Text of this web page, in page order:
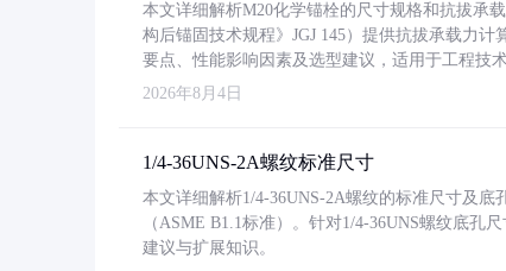
本文详细解析M20化学锚栓的尺寸规格和抗拔承
构后锚固技术规程》JGJ 145）提供抗拔承载力
要点、性能影响因素及选型建议，适用于工程技术
2026年8月4日
1/4-36UNS-2A螺纹标准尺寸
本文详细解析1/4-36UNS-2A螺纹的标准尺寸及
（ASME B1.1标准）。针对1/4-36UNS螺纹底
建议与扩展知识。